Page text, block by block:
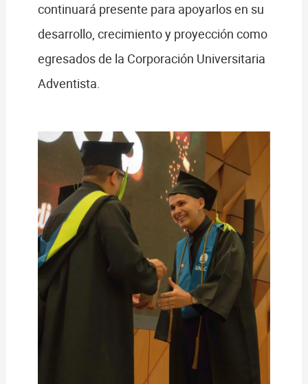
continuará presente para apoyarlos en su
desarrollo, crecimiento y proyección como
egresados de la Corporación Universitaria
Adventista.